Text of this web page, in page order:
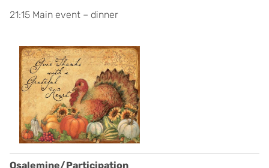
21:15 Main event – dinner
Osalemine/Participation